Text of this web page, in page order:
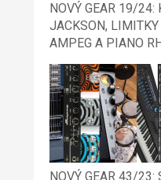
NOVÝ GEAR 19/24:
JACKSON,
AMPEG A PIANO
NOVÝ GEAR 43/23: